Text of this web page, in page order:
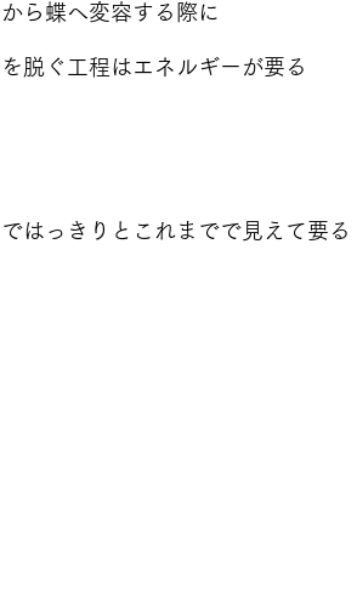
ら蝶へ変容する際に
脱ぐ工程はエネルギーが要る
はっきりとこれまでで見えて要る